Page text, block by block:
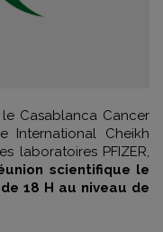
Casablanca Cancer
International Cheikh
laboratoires PFIZER,
scientifique le
18 H au niveau de